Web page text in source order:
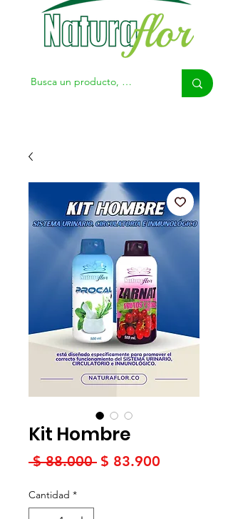
Kit Hombre
$ 88.000 Precio
$ 83.900
Cantidad *